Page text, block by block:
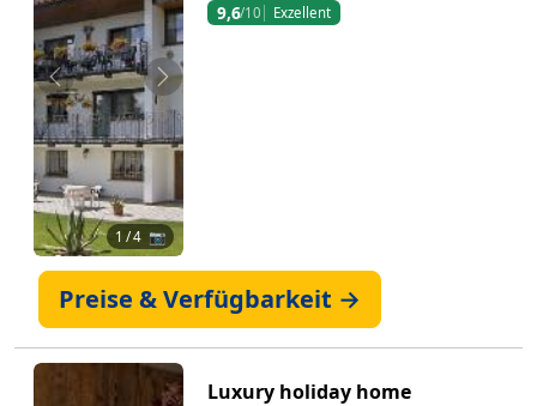
Zurück Weiter
1 / 4 📷
9,6/10 Exzellent
Preise & Verfügbarkeit →
Luxury holiday home